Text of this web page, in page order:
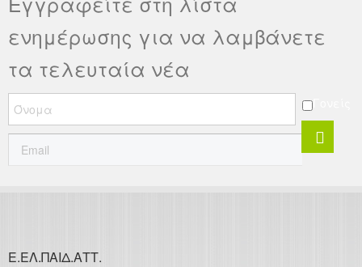
ενημέρωσης για να λαμβάνετε
τα τελευταία νέα
Γονείς
Ε.ΕΛ.ΠΑΙΔ.ΑΤΤ.